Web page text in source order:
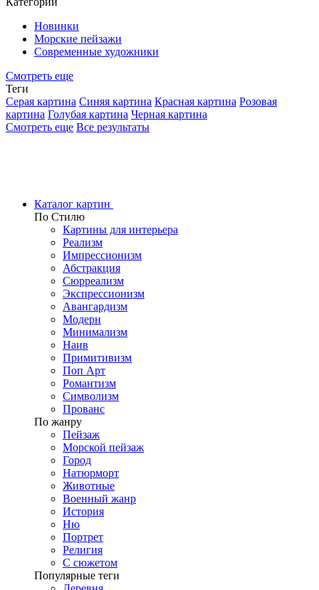
Новинки
Морские пейзажи
Современные художники
Смотреть еще
Теги
Серая картина Синяя картина Красная картина Розовая
картина Голубая картина Черная картина
Смотреть еще Все результаты
Каталог картин
По Стилю
Картины для интерьера
Реализм
Импрессионизм
Абстракция
Сюрреализм
Экспрессионизм
Авангардизм
Модерн
Минимализм
Наив
Примитивизм
Поп Арт
Романтизм
Символизм
Прованс
По жанру
Пейзаж
Морской пейзаж
Город
Натюрморт
Животные
Военный жанр
История
Ню
Портрет
Религия
С сюжетом
Популярные теги